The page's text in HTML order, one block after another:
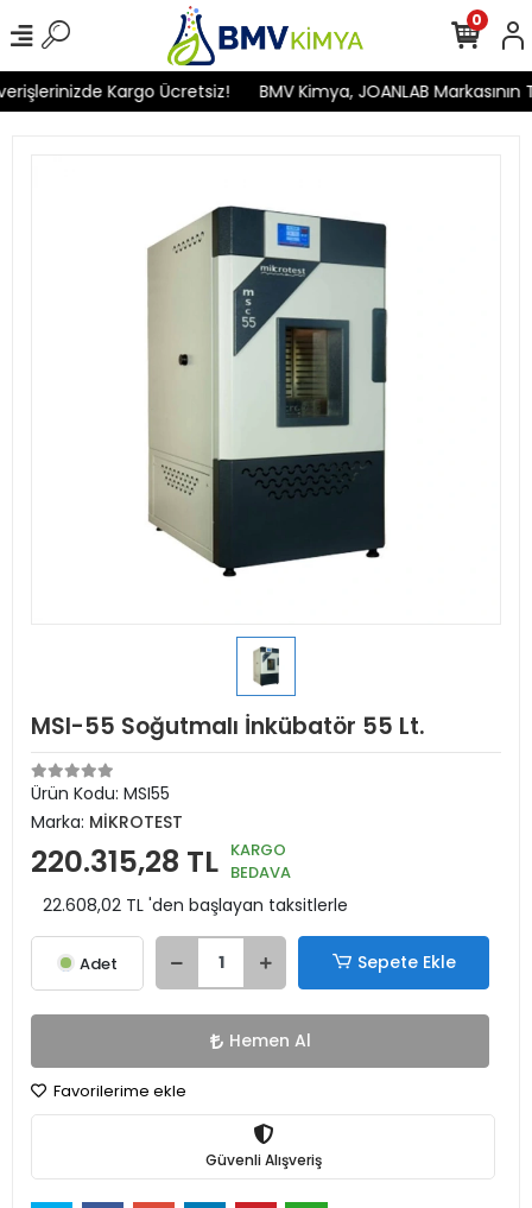
Kargo Ücretsiz! BMV Kimya, JOANLAB
0
MSI-55 Soğutmalı İnkübatör 55 Lt.
Ürün Kodu: MSI55
Marka: MİKROTEST
220.315,28 TL KARGO
BEDAVA
22.608,02 TL 'den başlayan taksitlerle
Adet Sepete Ekle
Hemen Al
Favorilerime ekle
Güvenli Alışveriş